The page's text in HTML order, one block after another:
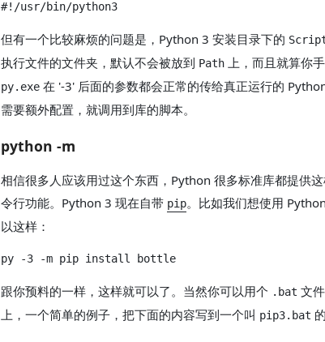
但有一个比较麻烦的问题是，Python 3 安装目录下的
执行文件的文件夹，默认不会被放到 Path 上，而且就算你
py.exe 在 '-3' 后面的参数都会正常的传给真正运行的
需要额外配置，就调用到库的脚本。
python -m
相信很多人应该用过这个东西，Python 很多标准库都提供
令行功能。Python 3 现在自带 pip。比如我们想使用
以这样：
跟你预料的一样，这样就可以了。当然你可以用个 .bat 文
上，一个简单的例子，把下面的内容写到一个叫 pip3.bat